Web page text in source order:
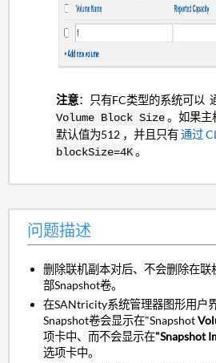
注意：只有FC类型的系统可以
Volume Block Size。如果主
默认值为512 ，并且只有通过
blockSize=4K。
问题描述
删除联机副本对后、不会删除在联
部Snapshot卷。
在SANtricity系统管理器图形用户
Snapshot卷会显示在"Snapshot
项卡中、而不会显示在"Snapshot
选项卡中。